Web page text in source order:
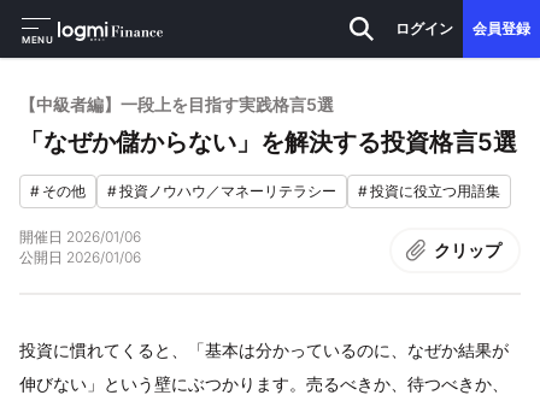
MENU
ログイン 会員登録
【中級者編】一段上を目指す実践格言5選
「なぜか儲からない」を解決する投資格言5選
# その他 #投資ノウハウ／マネーリテラシー #投資に役立つ用語集
開催日 2026/01/06
公開日 2026/01/06 クリップ
投資に慣れてくると、「基本は分かっているのに、なぜか結果が
伸びない」という壁にぶつかります。売るべきか、待つべきか、